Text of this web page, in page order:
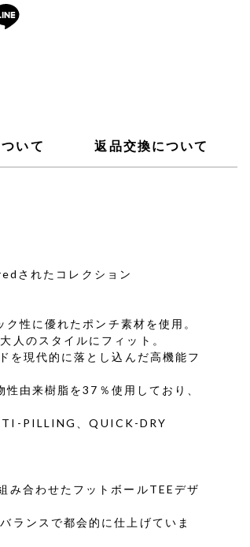
いて 返品交換について
されたコレクション
性に優れたポンチ素材を使用。
人のスタイルにフィット。
を現代的に落とし込んだ高機能フ
由来樹脂を37％使用しており、
PILLING、QUICK-DRY
み合わせたフットボールTEEデザ
ランスで都会的に仕上げていま